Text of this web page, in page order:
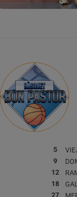
5
9
12
18
27